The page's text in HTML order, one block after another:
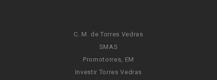
C. M. de Torres Vedras
SMAS
Promotorres, EM
Investir Torres Vedras